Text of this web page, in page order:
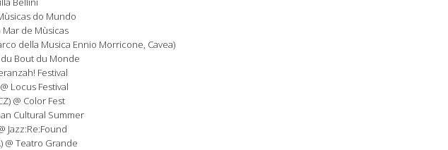
do Mundo
Mar de Mùsicas
della Musica Ennio Morricone, Cavea)
du Bout du Monde
Festival
Locus Festival
@ Color Fest
Cultural Summer
Jazz:Re:Found
@ Teatro Grande